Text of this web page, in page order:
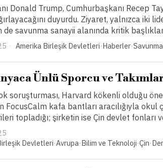
Donald Trump, Cumhurbaşkanı Recep
duyurdu. Ziyaret, yalnızca iki
de savunma sanayii alanında kritik
Amerika Birleşik Devletleri·Haberler·
Ünlü Sporcu ve
soruşturması, Harvard kökenli olduğu
FocusCalm kafa bantları aracılığıyla
topladığı; şirketin ise Çin devlet fonları
Devletleri·Avrupa·Bilim ve Teknoloji·Çin·